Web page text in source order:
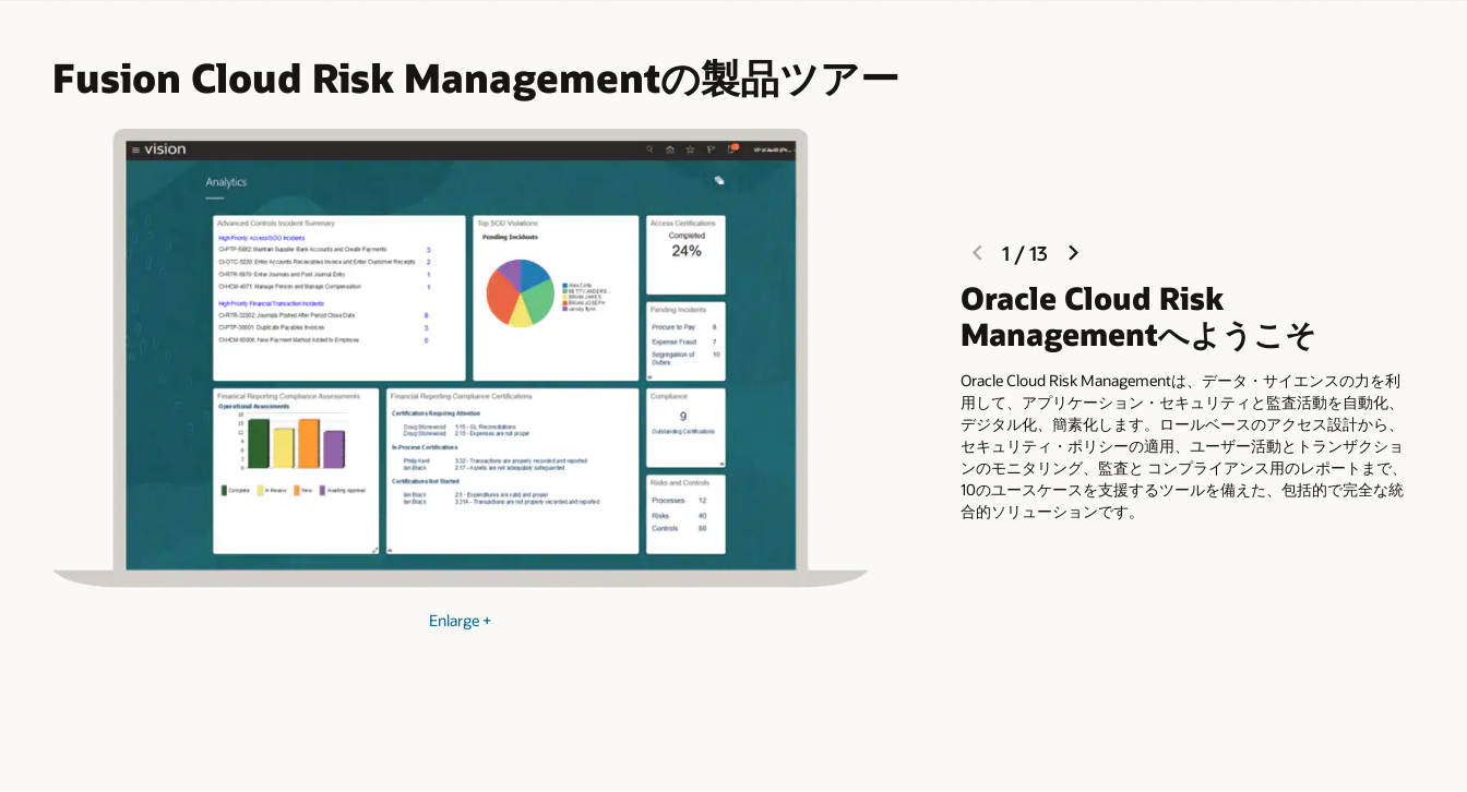
Fusion Cloud Risk Managementの製品ツアー
Enlarge image
+
previous
slide
1 /13
Oracle Cloud Risk
Managementへようこそ
Oracle Cloud Risk Managementは、データ・サイエンスの力を利
用して、アプリケーション・セキュリティと監査活動を自動化、
デジタル化、簡素化します。ロールベースのアクセス設計から、
セキュリティ・ポリシーの適用、ユーザー活動とトランザクショ
ンのモニタリング、監査と コンプライアンス用のレポートまで、
10のユースケースを支援するツールを備えた、包括的で完全な統
合的ソリューションです。